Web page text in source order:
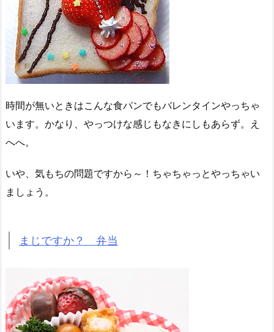
時間が無いときはこんな食パンでもバレンタインやっちゃ
います。かなり、やっつけな感じもなきにしもあらず。え
へへ。
いや、気もちの問題ですから～！ちゃちゃっとやっちゃい
ましょう。
まじですか？ 弁当